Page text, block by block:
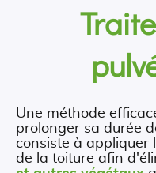
Une méthode
prolonger sa durée
consiste à appliquer
de la toiture afin